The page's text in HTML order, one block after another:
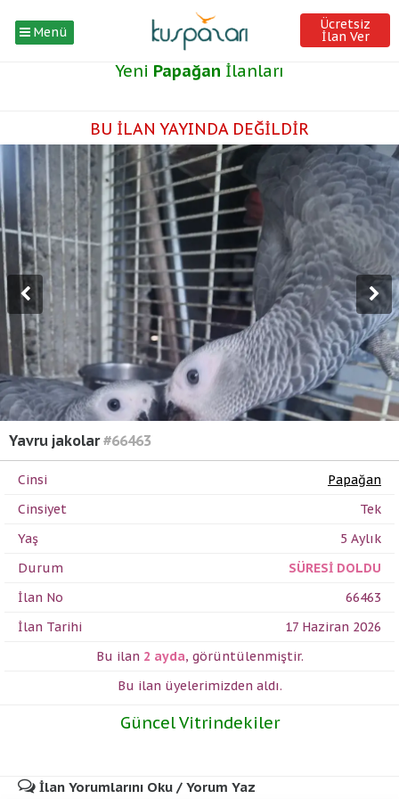
Menü Ücretsiz
İlan Ver
Yeni Papağan İlanları
BU İLAN YAYINDA DEĞİLDİR
Yavru jakolar#66463
Cinsi
Papağan
Cinsiyet
Tek
Yaş
5 Aylık
Durum
SÜRESİ DOLDU
İlan No
66463
İlan Tarihi
17 Haziran 2026
Bu ilan 2 ayda, görüntülenmiştir.
Bu ilan üyelerimizden aldı.
Güncel Vitrindekiler
İlan Yorumlarını Oku / Yorum Yaz